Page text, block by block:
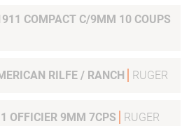
COMPACT C/9MM 10 COUPS
RILFE / RANCH RUGER
OFFICIER 9MM 7CPS RUGER